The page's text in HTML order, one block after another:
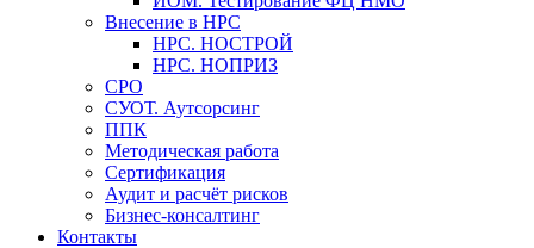
Внесение в НРС
НРС. НОСТРОЙ
НРС. НОПРИЗ
СРО
СУОТ. Аутсорсинг
ППК
Методическая работа
Сертификация
Аудит и расчёт рисков
Бизнес-консалтинг
Контакты